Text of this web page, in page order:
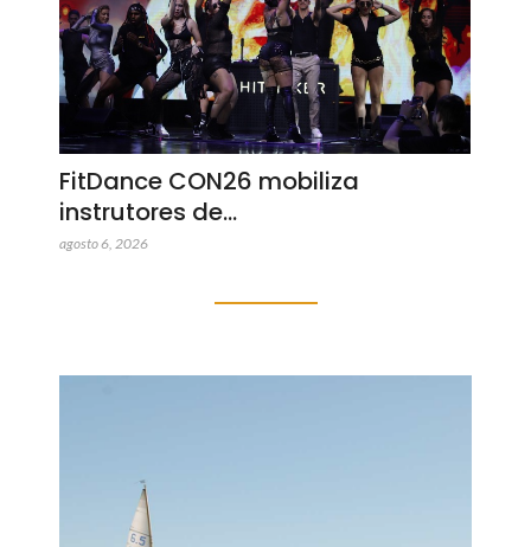
FitDance CON26 mobiliza
instrutores de…
agosto 6, 2026